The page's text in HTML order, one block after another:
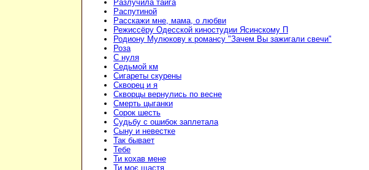
Разлучила тайга
Распутиной
Расскажи мне, мама, о любви
Режиссёру Одесской киностудии Ясинскому П
Родиону Мулюкову к романсу "Зачем Вы зажигали свечи"
Роза
С нуля
Седьмой км
Сигареты скурены
Скворец и я
Скворцы вернулись по весне
Смерть цыганки
Сорок шесть
Судьбу с ошибок заплетала
Сыну и невестке
Так бывает
Тебе
Ти кохав мене
Ти моє щастя